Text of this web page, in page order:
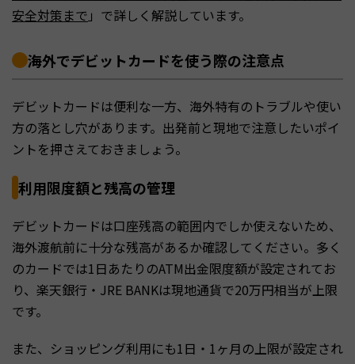
安全対策まで 」で詳しく解説しています。
海外でデビットカードを使う際の注意点
デビットカードは便利な一方、海外特有のトラブルや使い
方の落とし穴があります。出発前と現地で注意したいポイ
ントを押さえておきましょう。
利用限度額と残高の管理
デビットカードは口座残高の範囲内でしか使えないため、
海外渡航前に十分な残高があるか確認してください。多く
のカードでは1日あたりのATM出金限度額が設定されてお
り、楽天銀行・JRE BANKは現地通貨で20万円相当が上限
です。
また、ショッピング利用にも1日・1ヶ月の上限が設定され